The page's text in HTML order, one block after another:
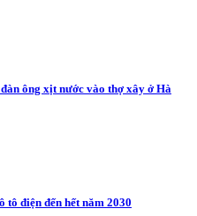
ông xịt nước vào thợ xây ở Hà
điện đến hết năm 2030